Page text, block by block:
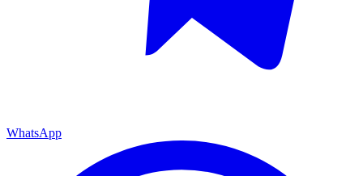
WhatsApp